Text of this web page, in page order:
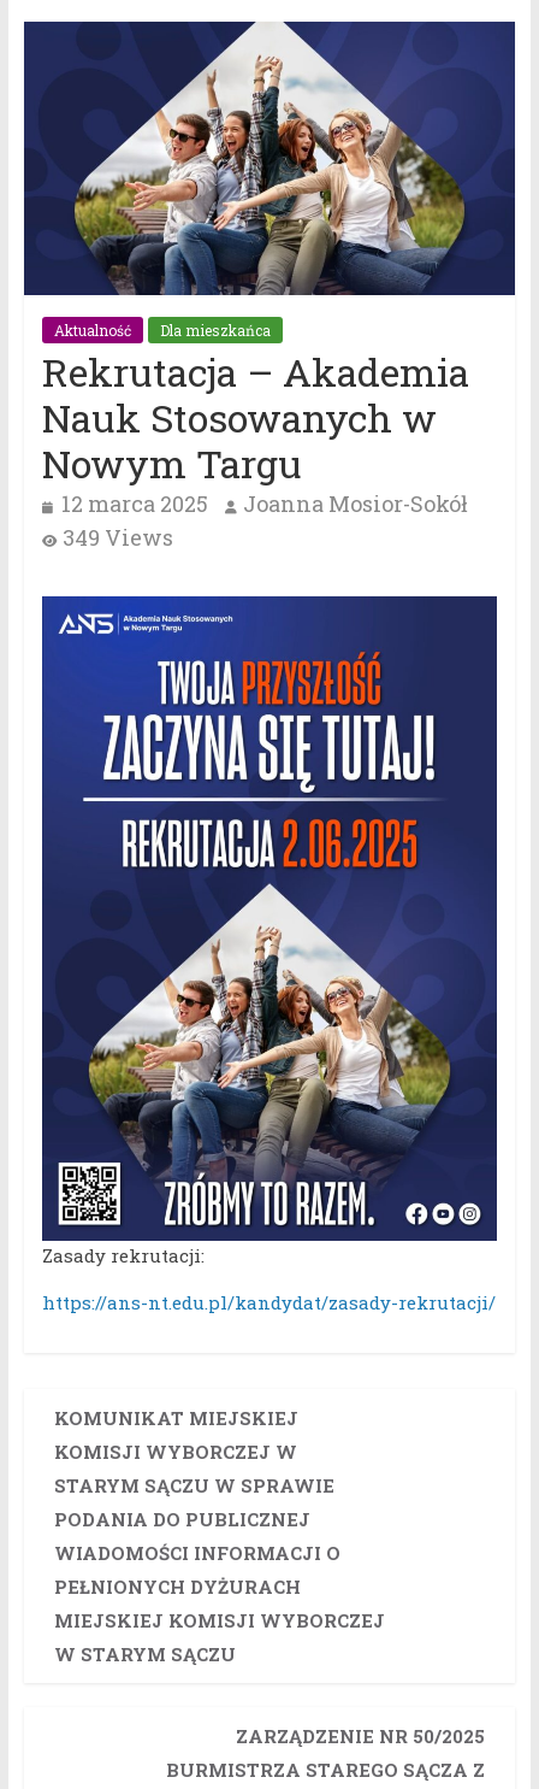
Aktualność Dla mieszkańca
Rekrutacja – Akademia
Nauk Stosowanych w
Nowym Targu
12 marca 2025
Joanna Mosior-Sokół
349 Views
Zasady rekrutacji:
https://ans-nt.edu.pl/kandydat/zasady-rekrutacji/
KOMUNIKAT MIEJSKIEJ
KOMISJI WYBORCZEJ W
STARYM SĄCZU W SPRAWIE
PODANIA DO PUBLICZNEJ
WIADOMOŚCI INFORMACJI O
PEŁNIONYCH DYŻURACH
MIEJSKIEJ KOMISJI WYBORCZEJ
W STARYM SĄCZU
ZARZĄDZENIE NR 50/2025
BURMISTRZA STAREGO SĄCZA Z